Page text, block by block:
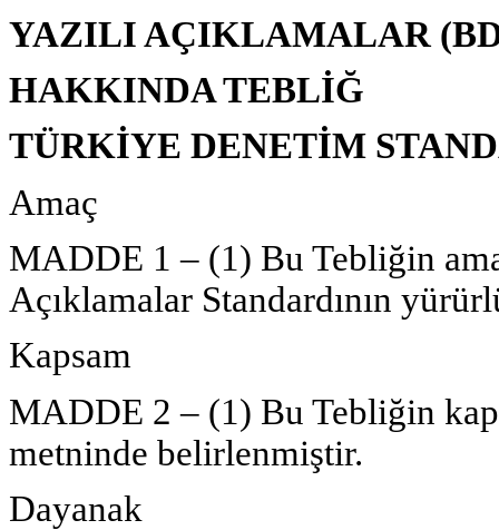
YAZILI AÇIKLAMALAR
HAKKINDA TEBLİĞ
TÜRKİYE DENETİM
Amaç
MADDE 1 – (1) Bu Tebliğin
Açıklamalar Standardının
Kapsam
MADDE 2 – (1) Bu Tebliğin
metninde belirlenmiştir.
Dayanak